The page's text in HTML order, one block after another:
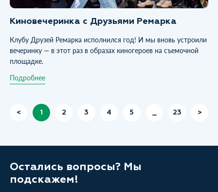
Киновечеринка с Друзьями Ремарка
Клубу Друзей Ремарка исполнился год! И мы вновь устроили
вечеринку — в этот раз в образах киногероев на съемочной
площадке.
Подробнее
< 1 2 3 4 5 23 >
Остались вопросы? Мы
подскажем!